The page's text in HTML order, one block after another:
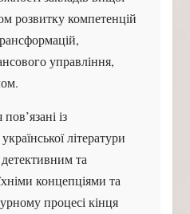
розвитку компетенцій
управління,
із
літератури
та
концепціями та
процесі кінця